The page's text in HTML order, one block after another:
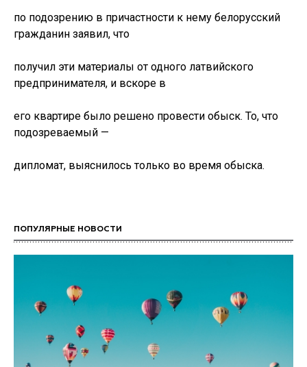
по подозрению в причастности к нему белорусский
гражданин заявил, что
получил эти материалы от одного латвийского
предпринимателя, и вскоре в
его квартире было решено провести обыск. То, что
подозреваемый —
дипломат, выяснилось только во время обыска.
ПОПУЛЯРНЫЕ НОВОСТИ